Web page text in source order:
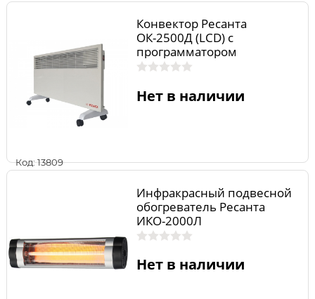
Код: 13809
Конвектор Ресанта
ОК-2500Д (LСD) с
программатором
Нет в наличии
Инфракрасный подвесной
обогреватель Ресанта
ИКО-2000Л
Нет в наличии